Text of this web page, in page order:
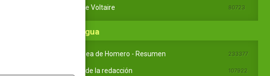
Ideas de Voltaire 80723
En Lengua
La Odisea de Homero - Resumen 233377
Partes de la redacción 107922